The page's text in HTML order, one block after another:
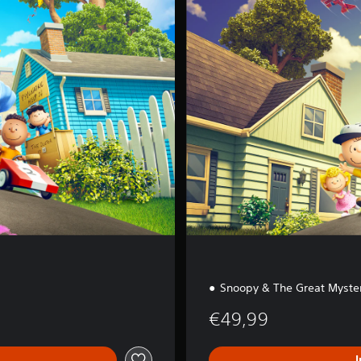
u
e
E
d
i
t
i
o
n
Snoopy & The Great
€49,99